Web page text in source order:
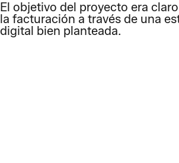
El objetivo del proyecto era
la facturación a través de una
digital bien planteada.